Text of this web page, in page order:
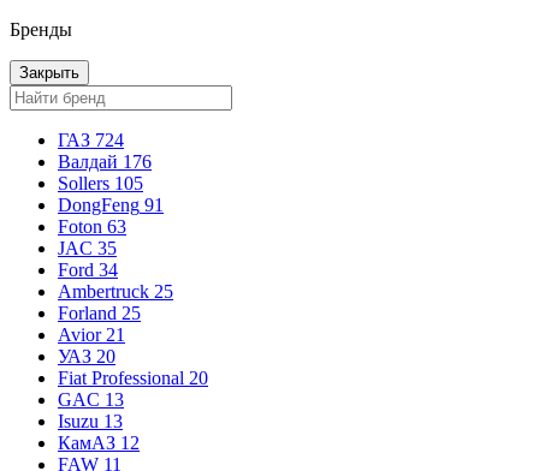
Бренды
Закрыть
ГАЗ 724
Валдай 176
Sollers 105
DongFeng 91
Foton 63
JAC 35
Ford 34
Ambertruck 25
Forland 25
Avior 21
УАЗ 20
Fiat Professional 20
GAC 13
Isuzu 13
КамАЗ 12
FAW 11